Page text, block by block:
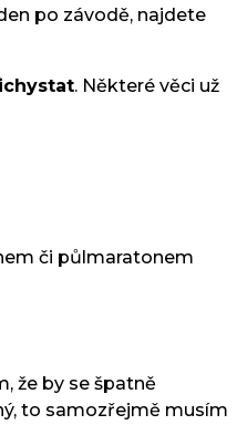
po závodě, najdete
. Některé věci už
či půlmaratonem
že by se špatně
to samozřejmě musím